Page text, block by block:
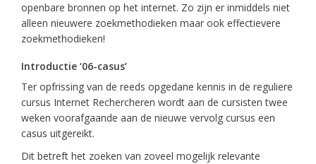
openbare bronnen op het internet. Zo zijn er inmiddels niet
alleen nieuwere zoekmethodieken maar ook effectievere
zoekmethodieken!
Introductie ‘06-casus’
Ter opfrissing van de reeds opgedane kennis in de reguliere
cursus Internet Rechercheren wordt aan de cursisten twee
weken voorafgaande aan de nieuwe vervolg cursus een
casus uitgereikt.
Dit betreft het zoeken van zoveel mogelijk relevante